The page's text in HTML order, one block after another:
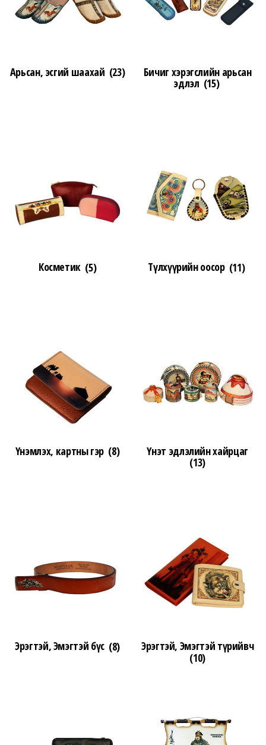
Арьсан, эсгий шаахай (23) Бичиг хэрэгслийн арьсан
эдлэл (15)
Косметик (5) Түлхүүрийн оосор (11)
Үнэмлэх, картны гэр (8) Үнэт эдлэлийн хайрцаг
(13)
Эрэгтэй, Эмэгтэй бүс (8) Эрэгтэй, Эмэгтэй түрийвч
(10)